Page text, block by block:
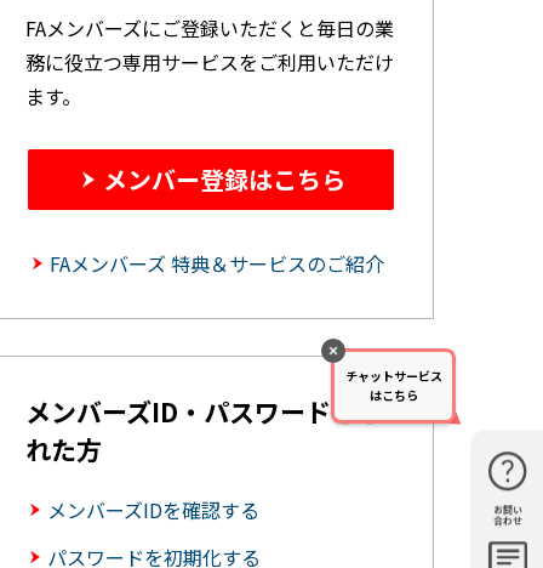
お問い
合わせ
購入・見
仕様・機
FAメンバーズにご登録いただくと毎日の業
務に役立つ専用サービスをご利用いただけ
ます。
メンバー登録はこちら
FAメンバーズ 特典＆サービスのご紹介
メンバーズID・パスワードを忘
れた方
メンバーズIDを確認する
パスワードを初期化する
チャットサービス
はこちら